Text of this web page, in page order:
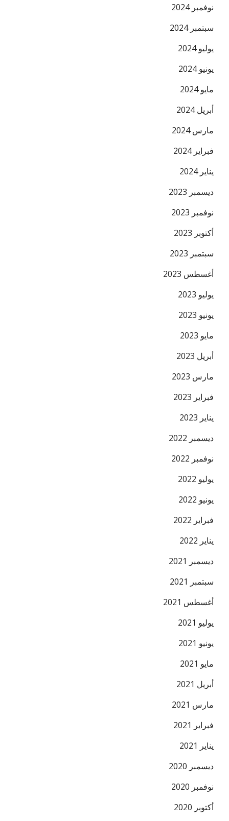
نوفمبر 2024
سبتمبر 2024
يوليو 2024
يونيو 2024
مايو 2024
أبريل 2024
مارس 2024
فبراير 2024
يناير 2024
ديسمبر 2023
نوفمبر 2023
أكتوبر 2023
سبتمبر 2023
أغسطس 2023
يوليو 2023
يونيو 2023
مايو 2023
أبريل 2023
مارس 2023
فبراير 2023
يناير 2023
ديسمبر 2022
نوفمبر 2022
يوليو 2022
يونيو 2022
فبراير 2022
يناير 2022
ديسمبر 2021
سبتمبر 2021
أغسطس 2021
يوليو 2021
يونيو 2021
مايو 2021
أبريل 2021
مارس 2021
فبراير 2021
يناير 2021
ديسمبر 2020
نوفمبر 2020
أكتوبر 2020